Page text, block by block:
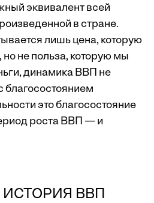
эквивалент всей
в стране.
лишь цена, которую
не польза, которую мы
динамика ВВП не
благосостоянием
это благосостояние
роста ВВП — и
ИСТОРИЯ ВВП